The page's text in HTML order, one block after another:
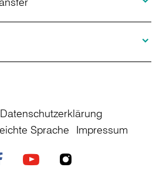
Datenschutzerklärung
Sprache Impressum